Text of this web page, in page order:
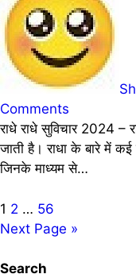
Comments
राधे राधे सुविचार 2024 – राधा कृष्ण भगवान की प्रिय और परम भक्त मानी
जाती है। राधा के बारे में
जिनके माध्यम से…
Posts
pagination
1 2 … 56
Next Page »
Search